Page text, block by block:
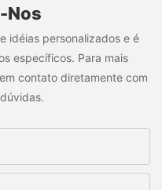
Nos
idéias personalizados e é
específicos. Para mais
contato diretamente com